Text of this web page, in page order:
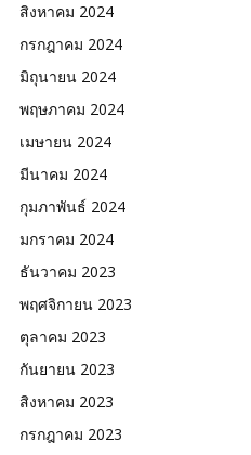
สิงหาคม 2024
กรกฎาคม 2024
มิถุนายน 2024
พฤษภาคม 2024
เมษายน 2024
มีนาคม 2024
กุมภาพันธ์ 2024
มกราคม 2024
ธันวาคม 2023
พฤศจิกายน 2023
ตุลาคม 2023
กันยายน 2023
สิงหาคม 2023
กรกฎาคม 2023